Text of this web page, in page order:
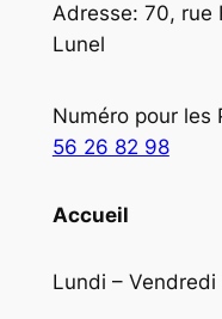
Adresse: 70, rue
Lunel
Numéro pour les
56 26 82 98
Accueil
Lundi –